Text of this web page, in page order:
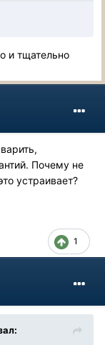
и тщательно
Почему не
устраивает?
1